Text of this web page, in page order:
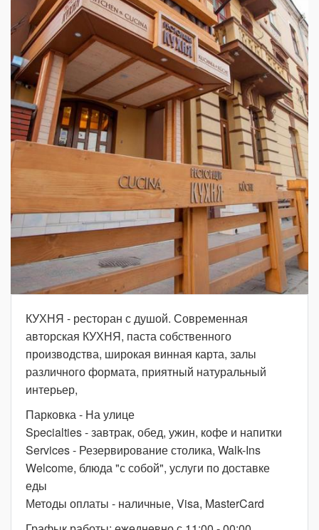
КУХНЯ - ресторан с душой. Современная
авторская КУХНЯ, паста собственного
производства, широкая винная карта, залы
различного формата, приятный натуральный
интерьер,
Парковка - На улице
Specialties - завтрак, обед, ужин, кофе и напитки
Services - Резервирование столика, Walk-Ins
Welcome, блюда "с собой", услуги по доставке
еды
Методы оплаты - наличные, Visa, MasterCard